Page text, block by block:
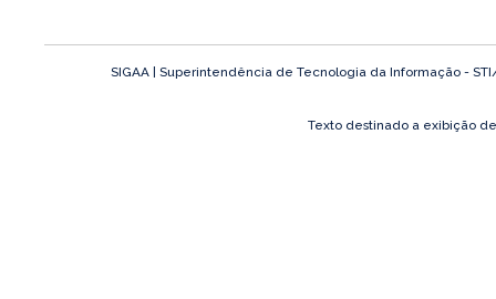
SIGAA | Superintendência de Tecnologia da Informação -
Texto destinado a exibição